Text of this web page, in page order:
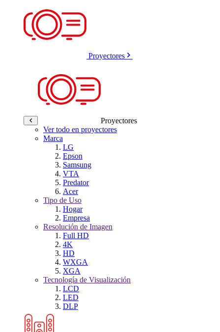
Proyectores
Proyectores
Ver todo en proyectores
Marca
LG
Epson
Samsung
VTA
Predator
Acer
Tipo de Uso
Hogar
Empresa
Resolución de Imagen
Full HD
4K
HD
WXGA
XGA
Tecnología de Visualización
LCD
LED
DLP